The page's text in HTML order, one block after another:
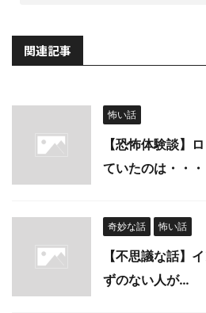
関連記事
怖い話
【恐怖体験談】
ていたのは・・・
奇妙な話 怖い話
【不思議な話】
ずのない人が…